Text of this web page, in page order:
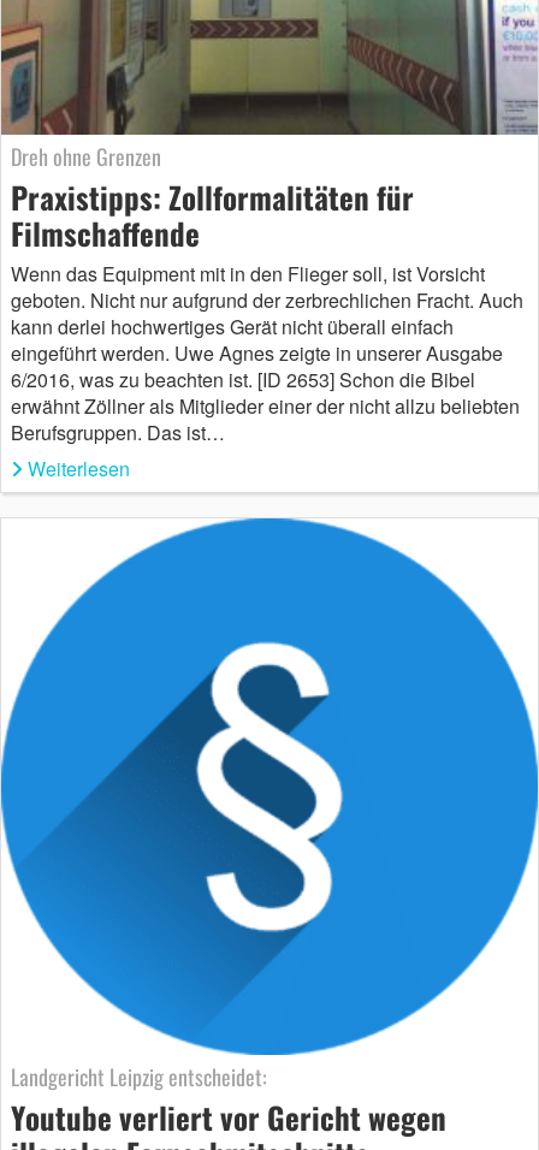
Dreh ohne Grenzen
Praxistipps: Zollformalitäten für
Filmschaffende
Wenn das Equipment mit in den Flieger soll, ist Vorsicht
geboten. Nicht nur aufgrund der zerbrechlichen Fracht. Auch
kann derlei hochwertiges Gerät nicht überall einfach
eingeführt werden. Uwe Agnes zeigte in unserer Ausgabe
6/2016, was zu beachten ist. [ID 2653] Schon die Bibel
erwähnt Zöllner als Mitglieder einer der nicht allzu beliebten
Berufsgruppen. Das ist…
Weiterlesen
Landgericht Leipzig entscheidet:
Youtube verliert vor Gericht wegen